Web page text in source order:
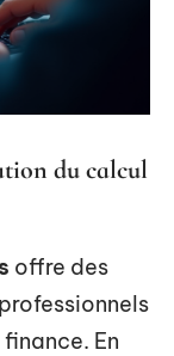
du calcul
offre des
En